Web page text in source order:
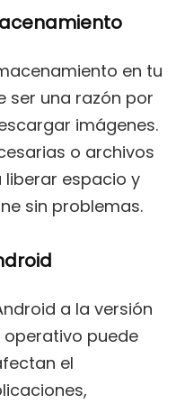
en tu
ser una razón por
imágenes.
o archivos
espacio y
sin problemas.
a la versión
puede
el